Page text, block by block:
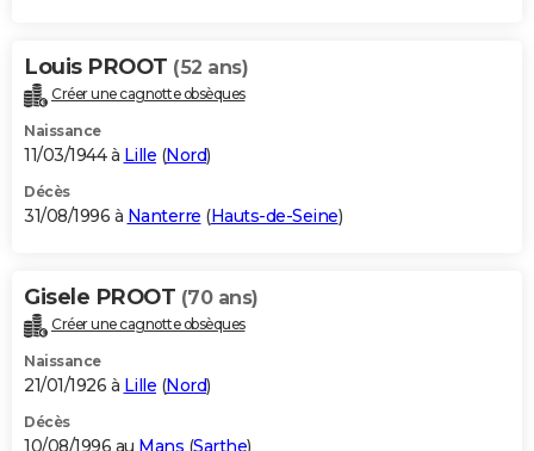
Louis PROOT (52 ans)
Créer une cagnotte obsèques
Naissance
11/03/1944 à Lille (Nord)
Décès
31/08/1996 à Nanterre (Hauts-de-Seine)
Gisele PROOT (70 ans)
Créer une cagnotte obsèques
Naissance
21/01/1926 à Lille (Nord)
Décès
10/08/1996 au Mans (Sarthe)